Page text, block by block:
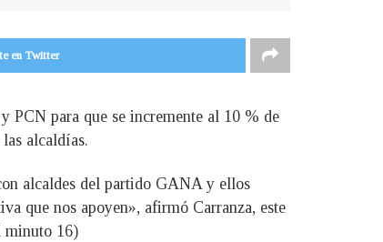
en Twitter
PCN para que se incremente al 10 % de
alcaldías.
alcaldes del partido GANA y ellos
que nos apoyen», afirmó Carranza, este
minuto 16)